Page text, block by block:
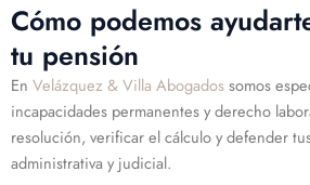
Cómo podemos
tu pensión
En Velázquez & Villa Abogadossomos
incapacidades permanentes y derecho
resolución, verificar el cálculo y defender
administrativa y judicial.